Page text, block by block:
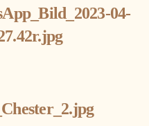
04-